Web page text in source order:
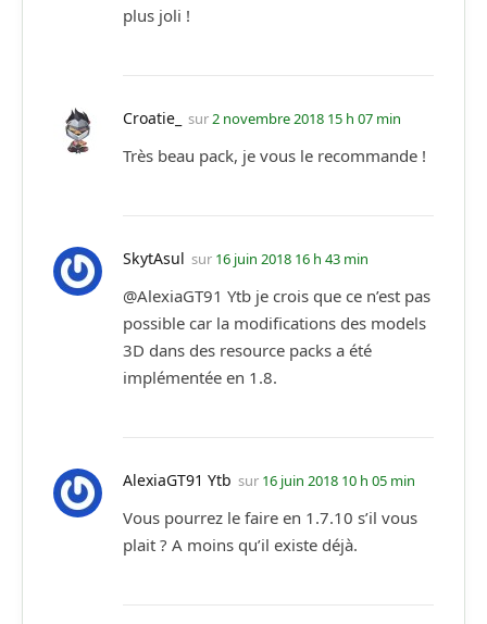
plus joli !
Croatie_ sur2 novembre 2018 15 h 07 min
Très beau pack, je vous le recommande !
SkytAsul sur 16 juin 2018 16 h 43 min
@AlexiaGT91 Ytb je crois que ce n’est pas
possible car la modifications des models
3D dans des resource packs a été
implémentée en 1.8.
AlexiaGT91 Ytb sur 16 juin 2018 10 h 05 min
Vous pourrez le faire en 1.7.10 s’il vous
plait ? A moins qu’il existe déjà.